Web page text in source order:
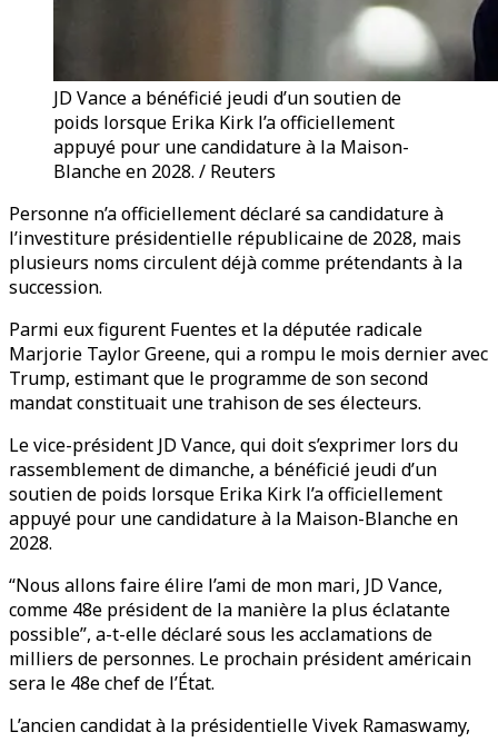
JD Vance a bénéficié jeudi d’un soutien de
poids lorsque Erika Kirk l’a officiellement
appuyé pour une candidature à la Maison-
Blanche en 2028. / Reuters
Personne n’a officiellement déclaré sa candidature à
l’investiture présidentielle républicaine de 2028, mais
plusieurs noms circulent déjà comme prétendants à la
succession.
Parmi eux figurent Fuentes et la députée radicale
Marjorie Taylor Greene, qui a rompu le mois dernier avec
Trump, estimant que le programme de son second
mandat constituait une trahison de ses électeurs.
Le vice-président JD Vance, qui doit s’exprimer lors du
rassemblement de dimanche, a bénéficié jeudi d’un
soutien de poids lorsque Erika Kirk l’a officiellement
appuyé pour une candidature à la Maison-Blanche en
2028.
“Nous allons faire élire l’ami de mon mari, JD Vance,
comme 48e président de la manière la plus éclatante
possible”, a-t-elle déclaré sous les acclamations de
milliers de personnes. Le prochain président américain
sera le 48e chef de l’État.
L’ancien candidat à la présidentielle Vivek Ramaswamy,